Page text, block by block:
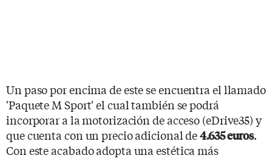
Un paso por encima de este se encuentra el llamado
'Paquete M Sport' el cual también se podrá
incorporar a la motorización de acceso (eDrive35) y
que cuenta con un precio adicional de4.635 euros.
Con este acabado adopta una estética más